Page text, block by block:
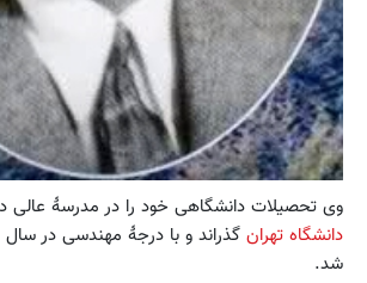
وی تحصیلات دانشگاهی خود را در مدرسۀ عالی
دانشگاه تهران
شد.